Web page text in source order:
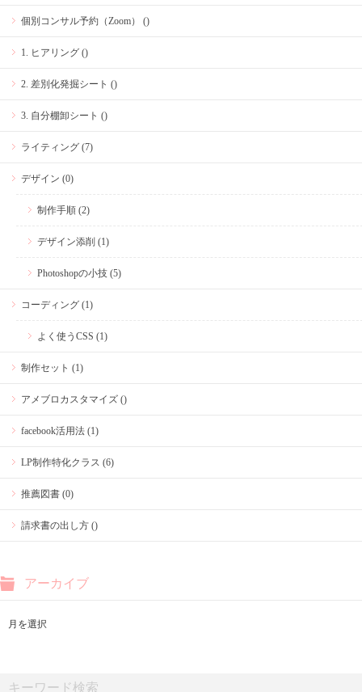
個別コンサル予約（Zoom） ()
1. ヒアリング ()
2. 差別化発掘シート ()
3. 自分棚卸シート ()
ライティング (7)
デザイン (0)
制作手順 (2)
デザイン添削 (1)
Photoshopの小技 (5)
コーディング (1)
よく使うCSS (1)
制作セット (1)
アメブロカスタマイズ ()
facebook活用法 (1)
LP制作特化クラス (6)
推薦図書 (0)
請求書の出し方 ()
アーカイブ